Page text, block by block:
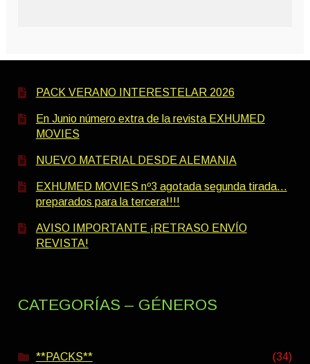
PACK VERANO INTERESTELAR 2026
En Junio número extra de la revista EXHUMED
MOVIES
NUEVO MATERIAL DESDE ALEMANIA
EXHUMED MOVIES nº3 agotada segunda tirada…
preparados para la tercera!!!!
AVISO IMPORTANTE ¡RETRASO ENVÍO
REVISTA!
CATEGORÍAS – GÉNEROS
**PACKS** (34)